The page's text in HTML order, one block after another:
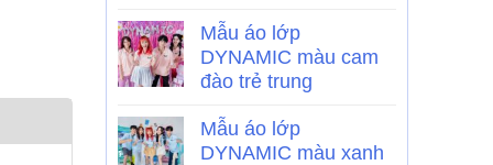
Mẫu áo lớp
DYNAMIC màu cam
đào trẻ trung
Mẫu áo lớp
DYNAMIC màu xanh